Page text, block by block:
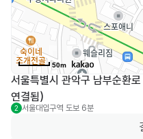
50m
서울특별시 관악구 남부순환
연결됨)
2 서울대입구역 도보 6분